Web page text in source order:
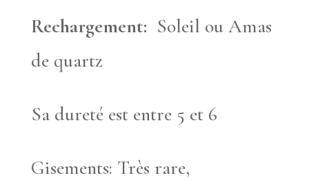
Rechargement: Soleil ou Amas
de quartz
Sa dureté est entre 5 et 6
Gisements: Très rare,